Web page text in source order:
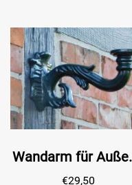
Wandarm
€29,50